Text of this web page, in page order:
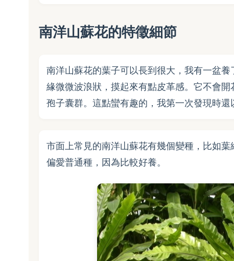
南洋山蘇花的特徵細節
南洋山蘇花的葉子可以長到很大，我有一盆
緣微微波浪狀，摸起來有點皮革感。它不會
孢子囊群。這點蠻有趣的，我第一次發現時還
市面上常見的南洋山蘇花有幾個變種，比如葉
偏愛普通種，因為比較好養。